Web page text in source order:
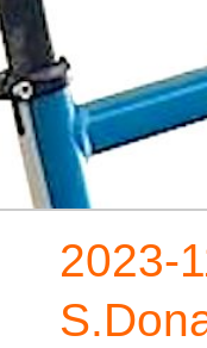
2023-